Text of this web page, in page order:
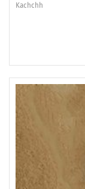
Kachchh